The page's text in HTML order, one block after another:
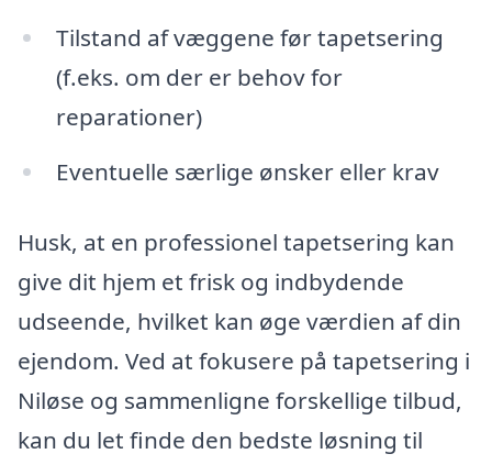
Tilstand af væggene før tapetsering
(f.eks. om der er behov for
reparationer)
Eventuelle særlige ønsker eller krav
Husk, at en professionel tapetsering kan
give dit hjem et frisk og indbydende
udseende, hvilket kan øge værdien af din
ejendom. Ved at fokusere på tapetsering i
Niløse og sammenligne forskellige tilbud,
kan du let finde den bedste løsning til